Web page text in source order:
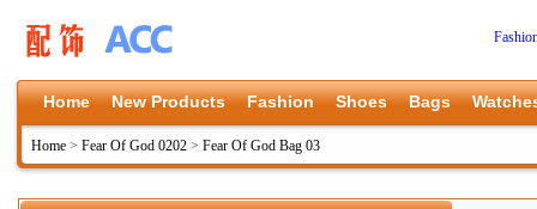
Home New Products Fashion Shoes Bags
Home > Fear Of God 0202 > Fear Of God Bag 03